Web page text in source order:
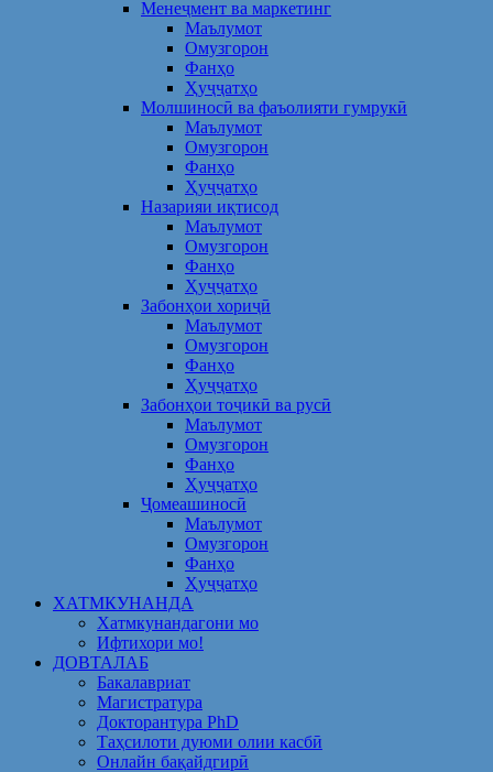
Менеҷмент ва маркетинг
Маълумот
Омузгорон
Фанҳо
Ҳуҷҷатҳо
Молшиносӣ ва фаъолияти гумрукӣ
Маълумот
Омузгорон
Фанҳо
Ҳуҷҷатҳо
Назарияи иқтисод
Маълумот
Омузгорон
Фанҳо
Ҳуҷҷатҳо
Забонҳои хориҷӣ
Маълумот
Омузгорон
Фанҳо
Ҳуҷҷатҳо
Забонҳои тоҷикӣ ва русӣ
Маълумот
Омузгорон
Фанҳо
Ҳуҷҷатҳо
Ҷомеашиносӣ
Маълумот
Омузгорон
Фанҳо
Ҳуҷҷатҳо
ХАТМКУНАНДА
Хатмкунандагони мо
Ифтихори мо!
ДОВТАЛАБ
Бакалавриат
Магистратура
Докторантура PhD
Таҳсилоти дуюми олии касбӣ
Онлайн бақайдгирӣ